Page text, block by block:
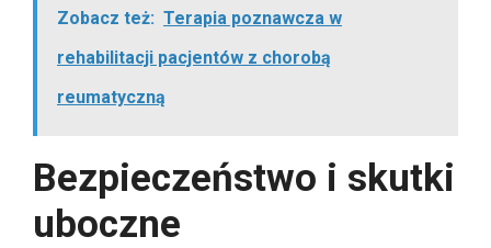
Zobacz też: Terapia poznawcza w
rehabilitacji pacjentów z chorobą
reumatyczną
Bezpieczeństwo i skutki
uboczne